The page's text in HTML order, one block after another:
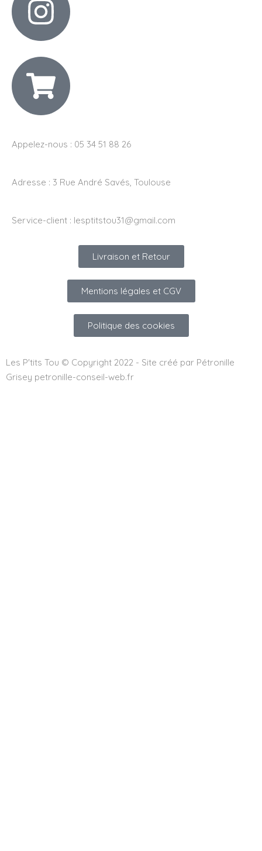
Appelez-nous : 05 34 51 88 26
Adresse : 3 Rue André Savés, Toulouse
Service-client : lesptitstou31@gmail.com
Livraison et Retour
Mentions légales et CGV
Politique des cookies
Les P'tits Tou © Copyright 2022 - Site créé par Pétronille
Grisey petronille-conseil-web.fr